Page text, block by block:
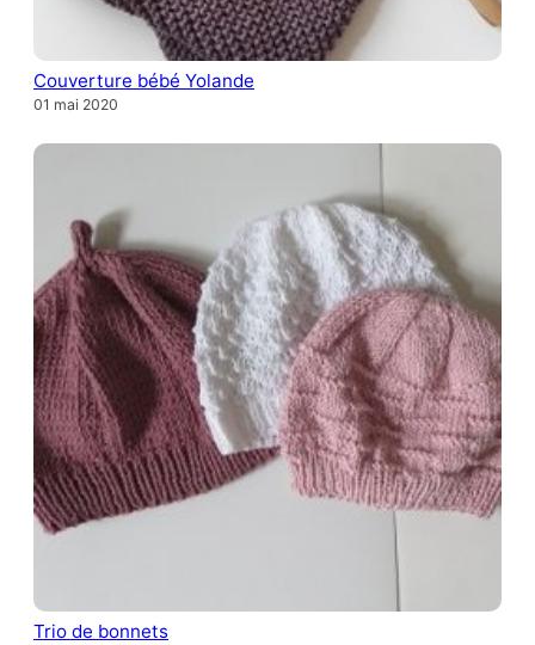
Couverture bébé Yolande
01 mai 2020
Trio de bonnets